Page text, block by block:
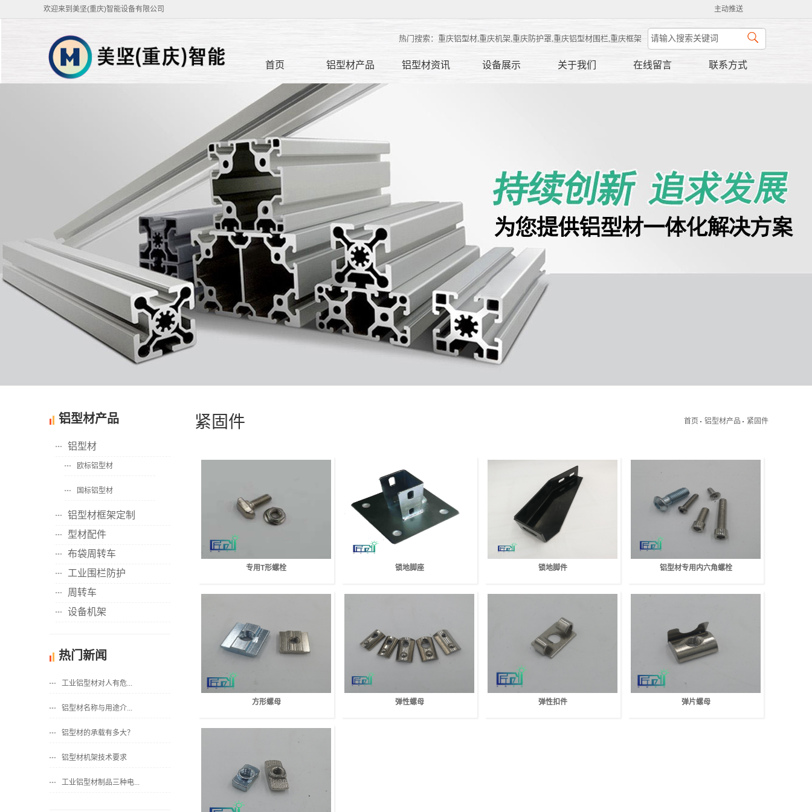
欢迎来到美坚(重庆)智能设备有限公司 主动推送
热门搜索：重庆铝型材,重庆机架,重庆防护罩,重庆铝型材围栏,重庆框架
首页 铝型材产品 铝型材资讯 设备展示 关于我们 在线留言 联系方式
铝型材产品
铝型材
欧标铝型材
国标铝型材
铝型材框架定制
型材配件
布袋周转车
工业围栏防护
周转车
设备机架
热门新闻
工业铝型材​对人有危...
铝型材​名称与用途介...
铝型材的承载有多大？
铝型材机架​技术要求
工业铝型材制品三种电...
紧固件 首页 铝型材产品 紧固件
专用T形螺栓 锁地脚座 锁地脚件 铝型材专用内六角螺栓
方形螺母 弹性螺母 弹性扣件 弹片螺母